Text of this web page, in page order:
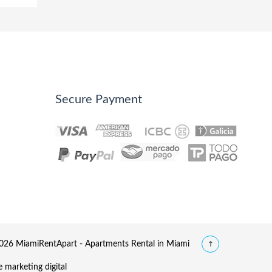
Secure Payment
MiamiRentApart - Apartments Rental in Miami
marketing digital